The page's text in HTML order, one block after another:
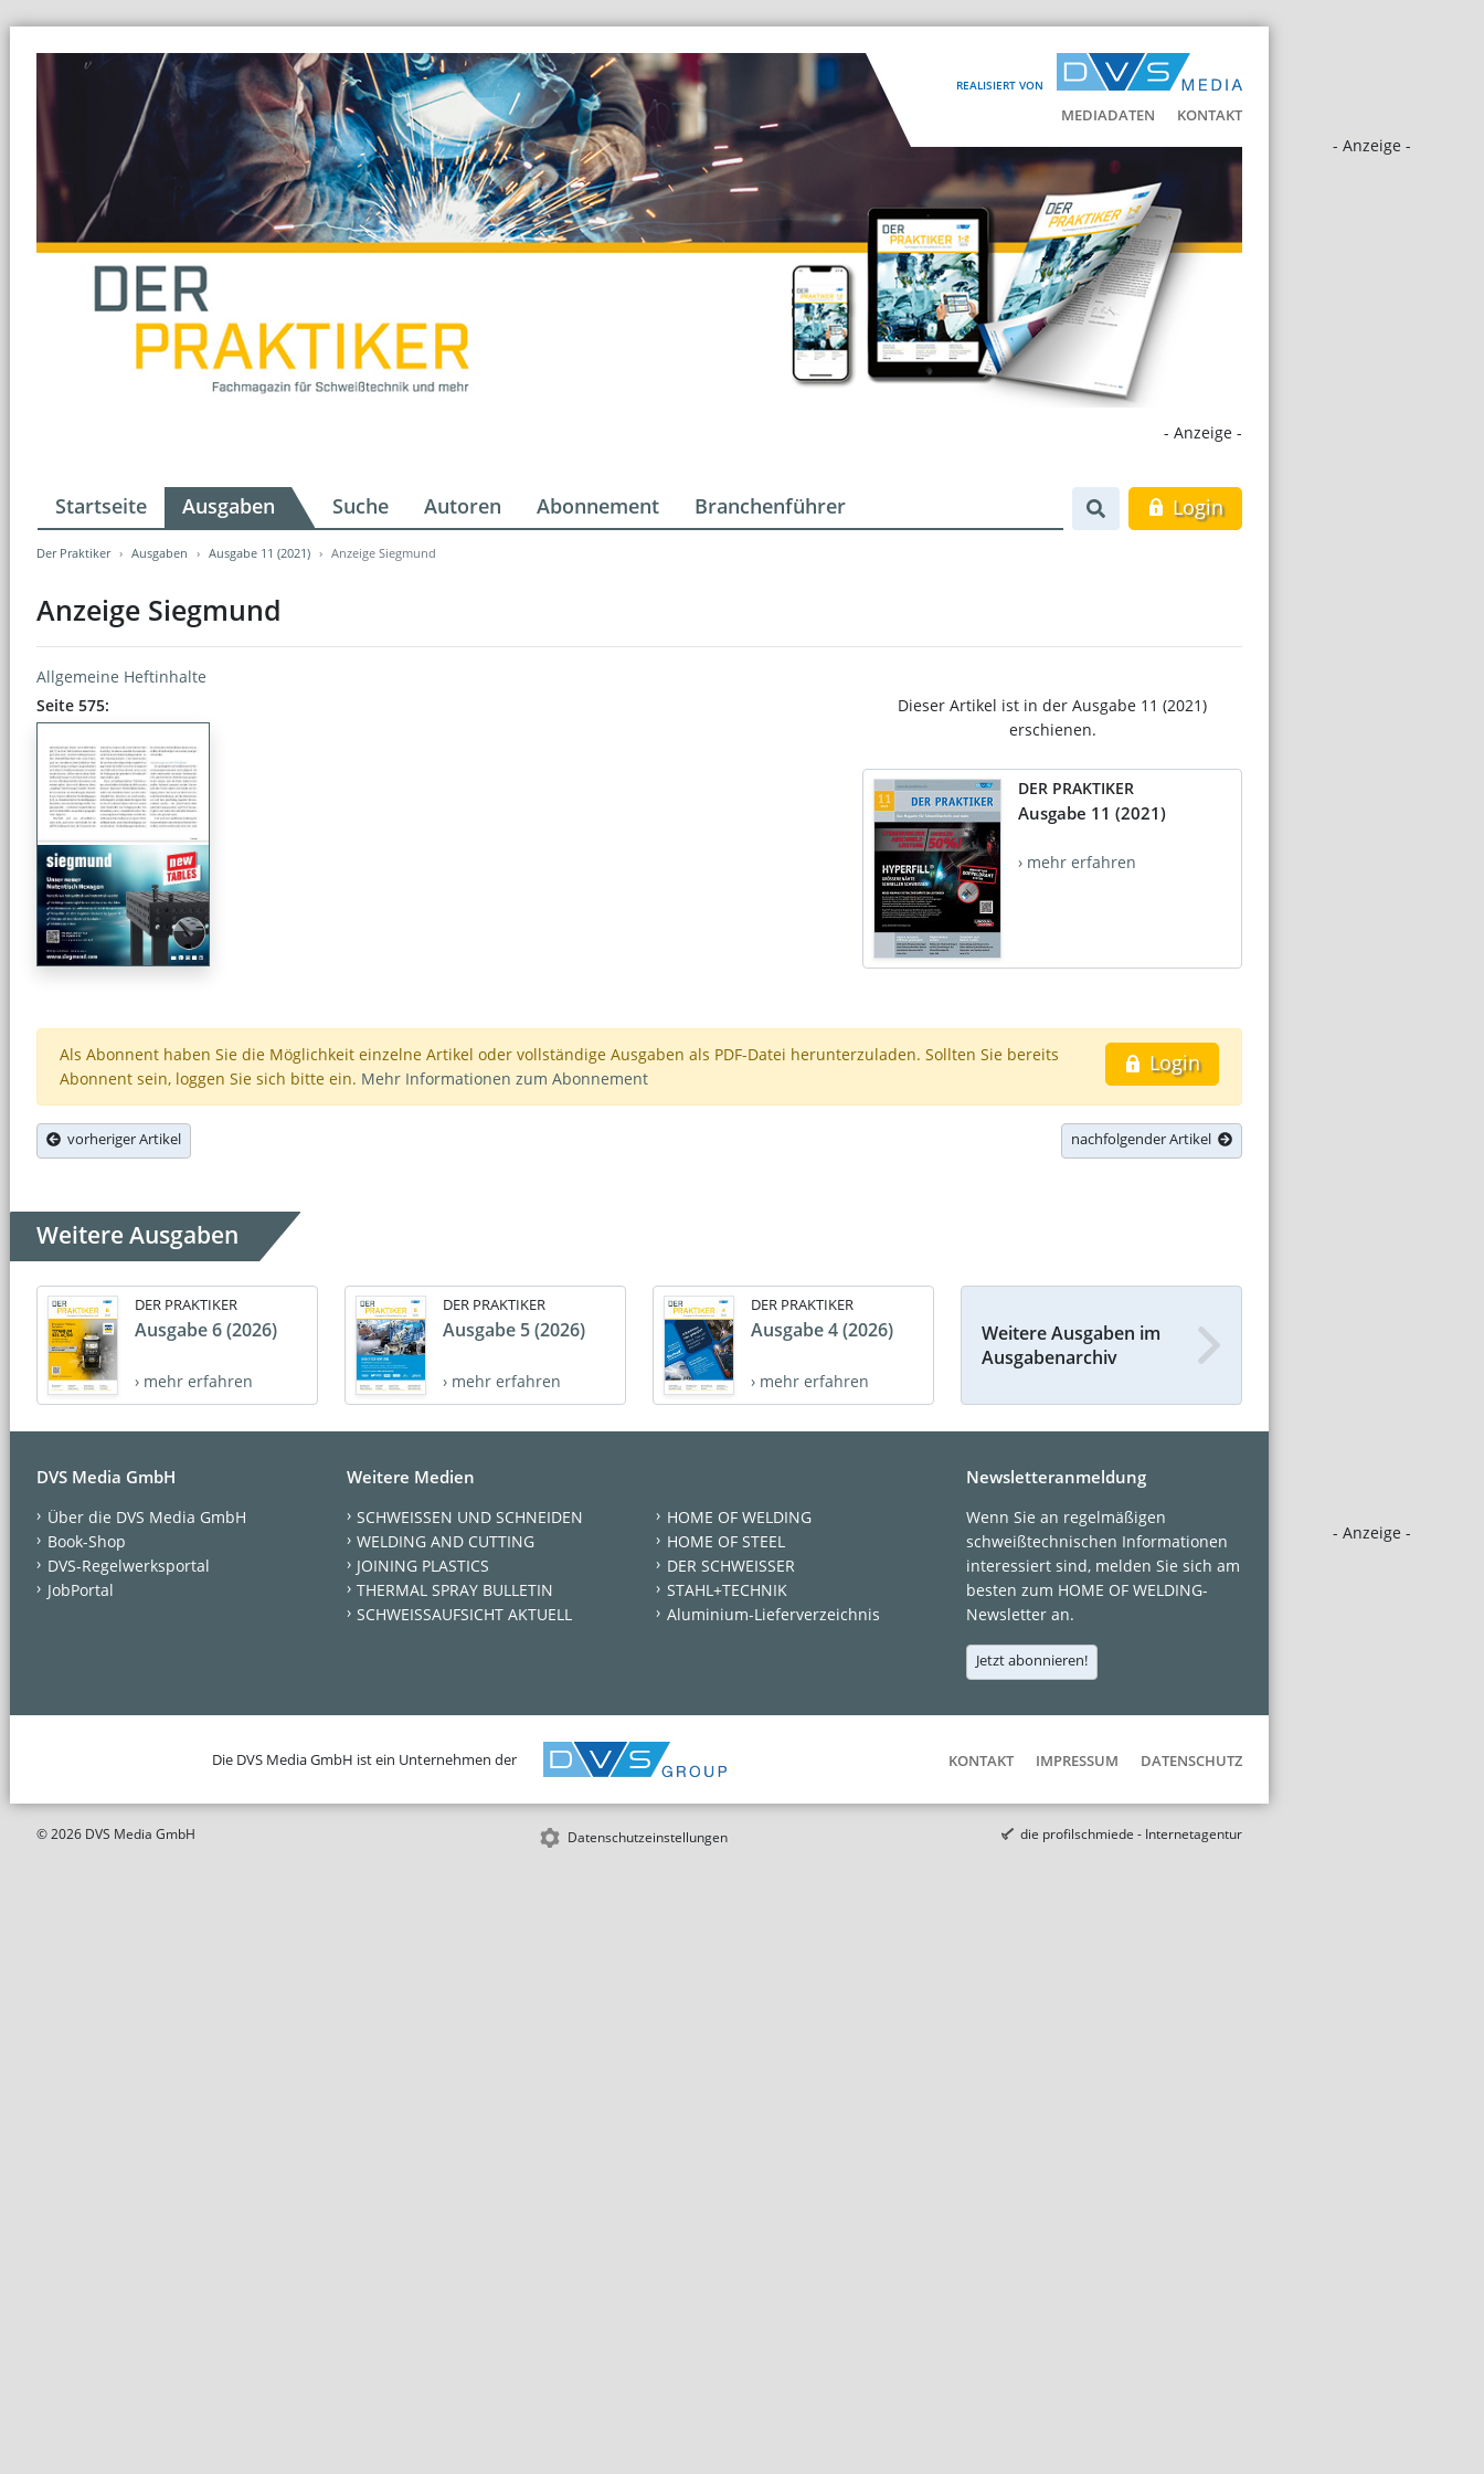
REALISIERT VON
MEDIADATEN KONTAKT
- Anzeige -
- Anzeige -
- Anzeige -
Startseite Ausgaben Suche Autoren Abonnement Branchenführer Login
Der Praktiker Ausgaben Ausgabe 11 (2021) Anzeige Siegmund
Anzeige Siegmund
Allgemeine Heftinhalte
Seite 575:
Dieser Artikel ist in der Ausgabe 11 (2021)
erschienen.
DER PRAKTIKER
Ausgabe 11 (2021)
› mehr erfahren
Login
Als Abonnent haben Sie die Möglichkeit einzelne Artikel oder vollständige Ausgaben als PDF-Datei herunterzuladen. Sollten Sie bereits
Abonnent sein, loggen Sie sich bitte ein. Mehr Informationen zum Abonnement
vorheriger Artikel nachfolgender Artikel
Weitere Ausgaben
DER PRAKTIKER
Ausgabe 6 (2026)
› mehr erfahren
DER PRAKTIKER
Ausgabe 5 (2026)
› mehr erfahren
DER PRAKTIKER
Ausgabe 4 (2026)
› mehr erfahren
Weitere Ausgaben im
Ausgabenarchiv
DVS Media GmbH
Über die DVS Media GmbH
Book-Shop
DVS-Regelwerksportal
JobPortal
Weitere Medien
SCHWEISSEN UND SCHNEIDEN
WELDING AND CUTTING
JOINING PLASTICS
THERMAL SPRAY BULLETIN
SCHWEISSAUFSICHT AKTUELL
HOME OF WELDING
HOME OF STEEL
DER SCHWEISSER
STAHL+TECHNIK
Aluminium-Lieferverzeichnis
Newsletteranmeldung
Wenn Sie an regelmäßigen
schweißtechnischen Informationen
interessiert sind, melden Sie sich am
besten zum HOME OF WELDING-
Newsletter an.
Jetzt abonnieren!
Die DVS Media GmbH ist ein Unternehmen der KONTAKT IMPRESSUM DATENSCHUTZ
© 2026 DVS Media GmbH Datenschutzeinstellungen die profilschmiede - Internetagentur